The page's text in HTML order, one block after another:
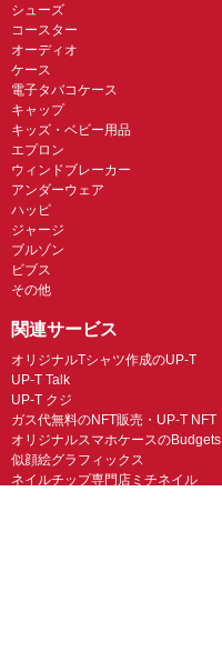
シューズ
コースター
オーディオ
ケース
電子タバコケース
キャップ
キッズ・ベビー用品
エプロン
ウィンドブレーカー
アンダーウェア
ハッピ
ジャージ
ブルゾン
ビブス
その他
関連サービス
オリジナルTシャツ作成のUP-T
UP-T Talk
UP-T クジ
ガス代無料のNFT販売・UP-T NFT
オリジナルスマホケースのBudgets
似顔絵グラフィックス
ネイルチップ専門店ミチネイル